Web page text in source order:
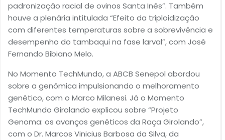
padronização racial de ovinos Santa Inês”. Também
houve a plenária intitulada “Efeito da triploidização
com diferentes temperaturas sobre a sobrevivência e
desempenho do tambaqui na fase larval”, com José
Fernando Bibiano Melo.
No Momento TechMundo, a ABCB Senepol abordou
sobre a genômica impulsionando o melhoramento
genético, com o Marco Milanesi. Já o Momento
TechMundo Girolando explicou sobre “Projeto
Genoma: os avanços genéticos da Raça Girolando”,
com o Dr. Marcos Vinicius Barbosa da Silva, da